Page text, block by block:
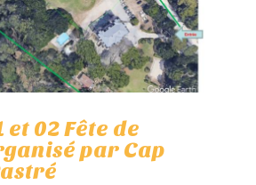
02 Fête de
par Cap